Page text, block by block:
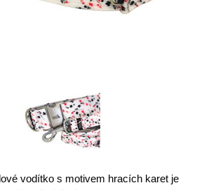
vodítko s motivem hracích karet je